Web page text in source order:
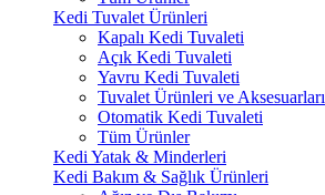
Kedi Tuvalet Ürünleri
Kapalı Kedi Tuvaleti
Açık Kedi Tuvaleti
Yavru Kedi Tuvaleti
Tuvalet Ürünleri ve Aksesuarları
Otomatik Kedi Tuvaleti
Tüm Ürünler
Kedi Yatak & Minderleri
Kedi Bakım & Sağlık Ürünleri